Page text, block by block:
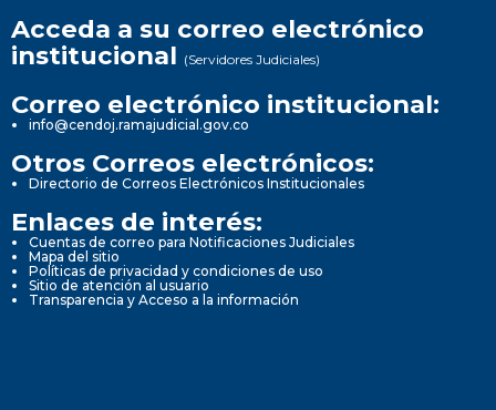
Acceda a su correo electrónico
institucional (Servidores Judiciales)
Correo electrónico institucional:
info@cendoj.ramajudicial.gov.co
Otros Correos electrónicos:
Directorio de Correos Electrónicos Institucionales
Enlaces de interés:
Cuentas de correo para Notificaciones Judiciales
Mapa del sitio
Políticas de privacidad y condiciones de uso
Sitio de atención al usuario
Transparencia y Acceso a la información